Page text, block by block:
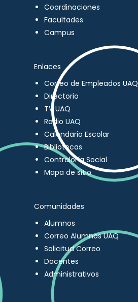
Coordinaciones
Facultades
Campus
Enlaces
Correo de Empleados UAQ
Directorio
TV UAQ
Radio UAQ
Calendario Escolar
Bibliotecas
Contraloría Social
Mapa de sitio
Comunidades
Alumnos
Correo Alumnos UAQ
Solicitud Correo
Docentes
Administrativos